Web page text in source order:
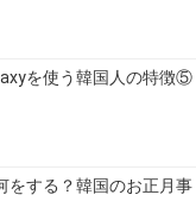
を使う韓国人の特徴⑤
をする？韓国のお正月事